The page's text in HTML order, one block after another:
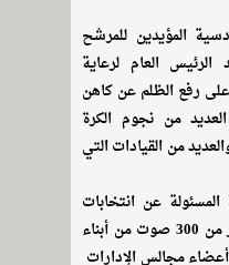
المؤيدين للمرشح
العام لرعاية
رفع الظلم عن كاهن
من نجوم الكرة
من القيادات التي
عن انتخابات
القادسية والتي استبعدت أكثر من 300 صوت من أبناء
مجالس الإدارات